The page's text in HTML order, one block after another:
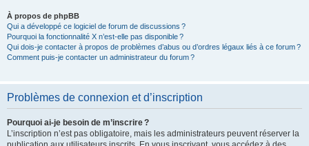
À propos de phpBB
Qui a développé ce logiciel de forum de discussions ?
Pourquoi la fonctionnalité X n’est-elle pas disponible ?
Qui dois-je contacter à propos de problèmes d’abus ou d’ordres légaux liés à ce forum ?
Comment puis-je contacter un administrateur du forum ?
Problèmes de connexion et d’inscription
Pourquoi ai-je besoin de m’inscrire ?
L’inscription n’est pas obligatoire, mais les administrateurs peuvent réserver la